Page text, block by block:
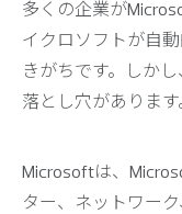
多くの企業が
イクロソフトが自
きがちです。しか
落とし穴があります
Microsoftは、
ター、ネットワー